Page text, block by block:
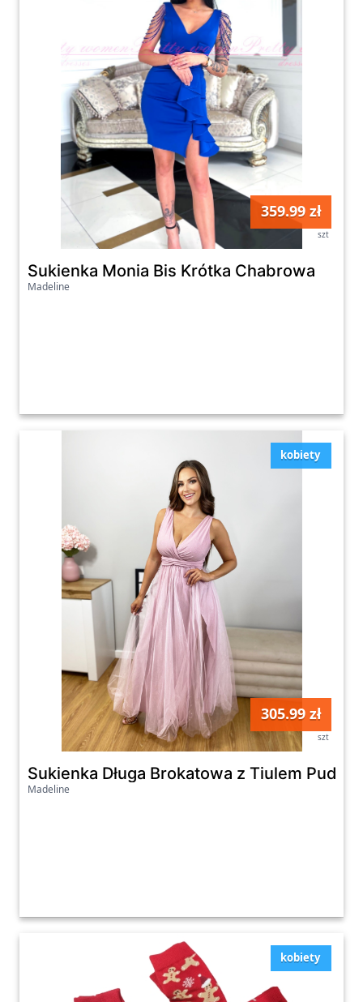
swoją osobowość i podkreślić swój
indywidualny styl.
Na naszej platformie zakupowej możesz
również znaleźć praktyczne galanterie, takie
jak torebki, portfele czy paski. Oferujemy
produkty w różnych kształtach, rozmiarach i
kolorach, które pozwolą Ci zorganizować
swoje rzeczy w modny i efektywny sposób.
Dzięki naszej szerokiej ofercie, z łatwością
znajdziesz idealne dodatki do swojej
garderoby.
359.99 zł
szt
Sukienka Monia Bis Krótka Chabrowa
Madeline
kobiety
305.99 zł
szt
Sukienka Długa Brokatowa z Tiulem
Madeline
kobiety